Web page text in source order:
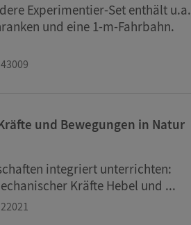
Experimentier-Set enthält u.a.
und eine 1-m-Fahrbahn.
und Bewegungen in Natur
integriert unterrichten:
Kräfte Hebel und ...